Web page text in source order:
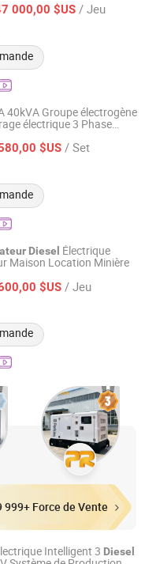
000,00 $US / Jeu
40kVA Groupe électrogène
électrique 3 Phase
de carburantgénérateur
domestique ISO CE
$US / Set
Co., Ltd
2026
Diesel Électrique
Maison Location Minière
$US / Jeu
999+ Force de Vente
Intelligent 3 Diesel